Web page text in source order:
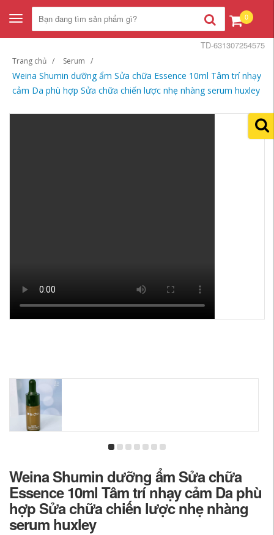
Toggle
navigation
0
Trang chủ Serum
Weina Shumin dưỡng ẩm Sửa chữa Essence 10ml Tâm trí nhạy
cảm Da phù hợp Sửa chữa chiến lược nhẹ nhàng serum huxley
TD-631307254575
Weina Shumin dưỡng ẩm Sửa chữa
Essence 10ml Tâm trí nhạy cảm Da phù
hợp Sửa chữa chiến lược nhẹ nhàng
serum huxley